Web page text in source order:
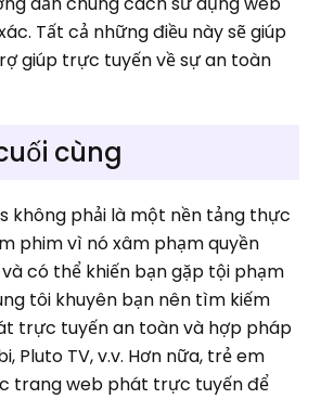
Tất cả những điều này sẽ giúp
giúp trực tuyến về sự an toàn
cùng
không phải là một nền tảng thực
phim vì nó xâm phạm quyền
có thể khiến bạn gặp tội phạm
tôi khuyên bạn nên tìm kiếm
trực tuyến an toàn và hợp pháp
Pluto TV, v.v. Hơn nữa, trẻ em
trang web phát trực tuyến để